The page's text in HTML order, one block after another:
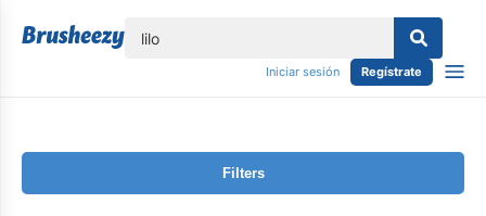
Iniciar sesión Regístrate
Filters